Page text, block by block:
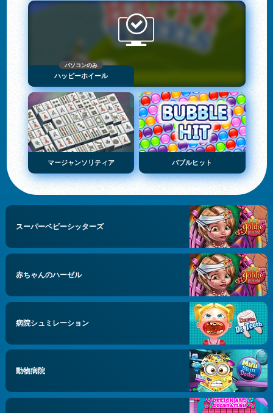
パソコンのみ
ハッピーホイール
マージャンソリティア バブルヒット
スーパーベビーシッターズ
赤ちゃんのハーゼル
病院シュミレーション
動物病院